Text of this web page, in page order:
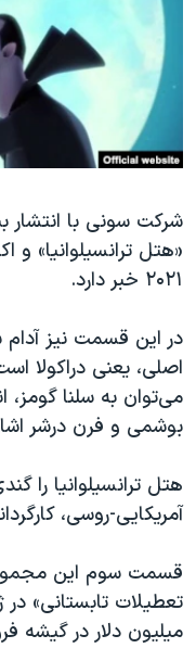
حقوق شهروندی
اقتصادی
علم و فناوری
گالری عکس
آرشیو پخش زنده
انتخابات ریاست جمهوری
حمله جمهوری اسلامی به
رمز مهسا
اعتراضات زن، زندگی،
مجموعه مستندهای
تریبونال مردمی آبان ۹۸
دادگاه حمید نوری
چهل سال گروگان‌گیری
قانون شفافیت دارائی
اسرائیل در جنگ
نرگس محمدی برنده
همایش محافظه‌کاران
صفحه‌های ویژه
سفر پرزیدنت ترامپ به
دنبال کنید
زبانهای مختلف
شرکت سونی با انتشار
«هتل ترانسیلوانیا»
۲۰۲۱ خبر دارد.
در این قسمت نیز
اصلی، یعنی دراکولا
می‌توان به سلنا
بوشمی و فرن درشر
هتل ترانسیلوانیا را
آمریکایی-روسی،
قسمت سوم این مجموعه
میلیون دلار در گیشه